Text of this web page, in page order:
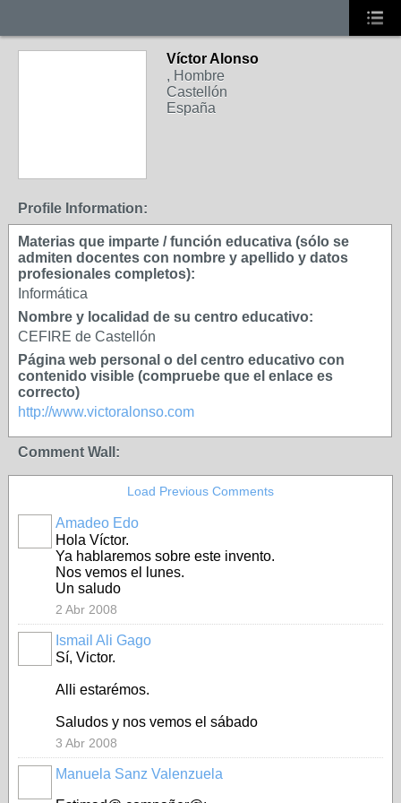
Víctor Alonso
, Hombre
Castellón
España
Profile Information:
Materias que imparte / función educativa (sólo se
admiten docentes con nombre y apellido y datos
profesionales completos):
Informática
Nombre y localidad de su centro educativo:
CEFIRE de Castellón
Página web personal o del centro educativo con
contenido visible (compruebe que el enlace es
correcto)
http://www.victoralonso.com
Comment Wall:
Load Previous Comments
Amadeo Edo
Hola Víctor.
Ya hablaremos sobre este invento.
Nos vemos el lunes.
Un saludo
2 Abr 2008
Ismail Ali Gago
Sí, Victor.
Alli estarémos.
Saludos y nos vemos el sábado
3 Abr 2008
Manuela Sanz Valenzuela